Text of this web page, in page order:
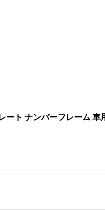
ート ナンバーフレーム 車